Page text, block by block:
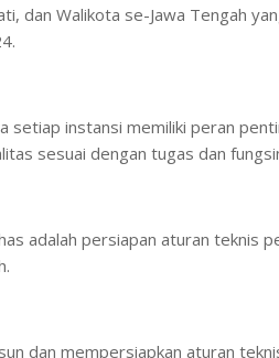
dan Walikota se-Jawa Tengah
setiap instansi memiliki peran
sesuai dengan tugas dan
adalah persiapan aturan teknis
dan mempersiapkan aturan